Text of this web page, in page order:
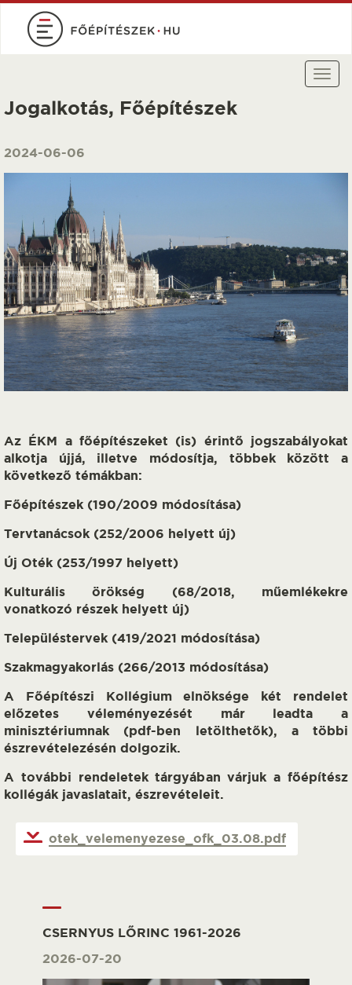
Ugrás
tartalomra
Jogalkotás, Főépítészek
2024-06-06
Az ÉKM a főépítészeket (is) érintő jogszabályokat
alkotja újjá, illetve módosítja, többek között a
következő témákban:
Főépítészek (190/2009 módosítása)
Tervtanácsok (252/2006 helyett új)
Új Oték (253/1997 helyett)
Kulturális örökség (68/2018, műemlékekre
vonatkozó részek helyett új)
Településtervek (419/2021 módosítása)
Szakmagyakorlás (266/2013 módosítása)
A Főépítészi Kollégium elnöksége két rendelet
előzetes véleményezését már leadta a
minisztériumnak (pdf-ben letölthetők), a többi
észrevételezésén dolgozik.
A további rendeletek tárgyában várjuk a főépítész
kollégák javaslatait, észrevételeit.
otek_velemenyezese_ofk_03.08.pdf
CSERNYUS LŐRINC 1961-2026
2026-07-20